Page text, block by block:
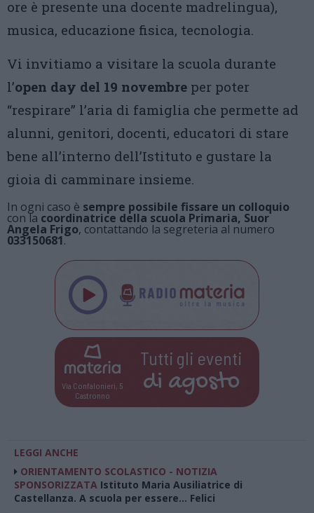
ore è presente una docente madrelingua),
musica, educazione fisica, tecnologia.
Vi invitiamo a visitare la scuola durante
l’open day del 19 novembre per poter
“respirare” l’aria di famiglia che permette ad
alunni, genitori, docenti, educatori di stare
bene all’interno dell’Istituto e gustare la
gioia di camminare insieme.
In ogni caso è sempre possibile fissare un colloquio
con la coordinatrice della scuola Primaria, Suor
Angela Frigo, contattando la segreteria al numero
033150681.
Via Confalonieri, 5
Castronno
Tutti gli eventi
di agosto
LEGGI ANCHE
ORIENTAMENTO SCOLASTICO - NOTIZIA
SPONSORIZZATA Istituto Maria Ausiliatrice di
Castellanza. A scuola per essere… Felici